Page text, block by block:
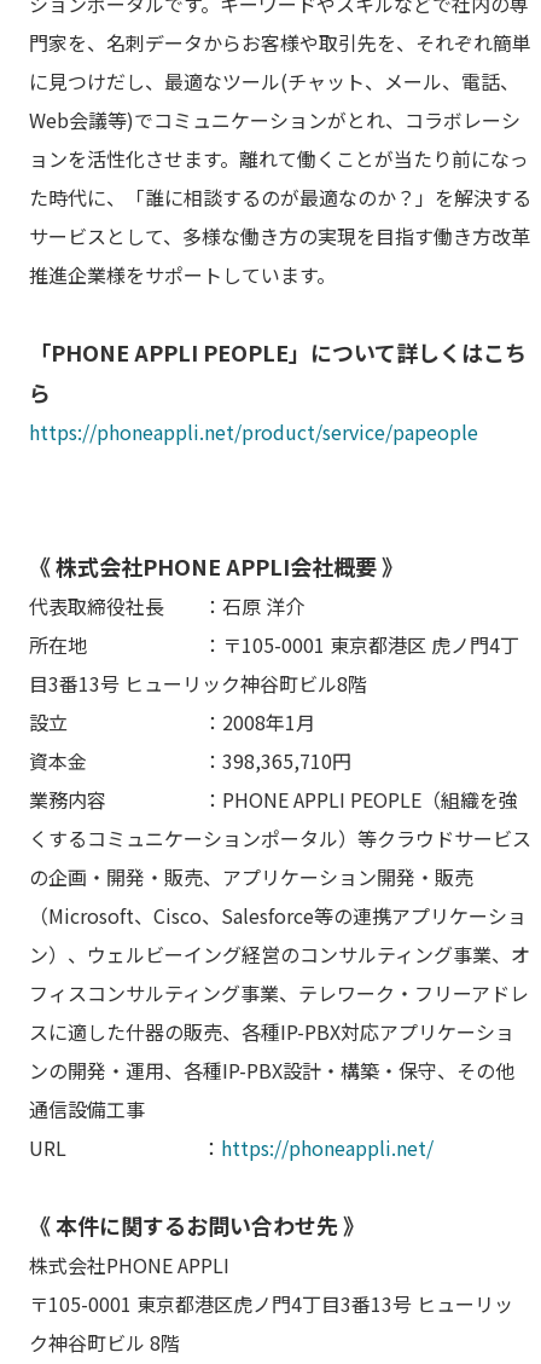
門家を、名刺データからお客様や取引先を、それぞれ簡単
に見つけだし、最適なツール(チャット、メール、電話、
Web会議等)でコミュニケーションがとれ、コラボレーシ
ョンを活性化させます。離れて働くことが当たり前になっ
た時代に、「誰に相談するのが最適なのか？」を解決する
サービスとして、多様な働き方の実現を目指す働き方改革
推進企業様をサポートしています。
「PHONE APPLI PEOPLE」について詳しくはこち
ら
https://phoneappli.net/product/service/papeople
《 株式会社PHONE APPLI会社概要 》
代表取締役社長 ：石原 洋介
所在地 ：〒105-0001 東京都港区 虎ノ門4丁
目3番13号 ヒューリック神谷町ビル8階
設立 ：2008年1月
資本金 ：398,365,710円
業務内容 ：PHONE APPLI PEOPLE（組織を強
くするコミュニケーションポータル）等クラウドサービス
の企画・開発・販売、アプリケーション開発・販売
（Microsoft、Cisco、Salesforce等の連携アプリケーショ
ン）、ウェルビーイング経営のコンサルティング事業、オ
フィスコンサルティング事業、テレワーク・フリーアドレ
スに適した什器の販売、各種IP-PBX対応アプリケーショ
ンの開発・運用、各種IP-PBX設計・構築・保守、その他
通信設備工事
URL ： https://phoneappli.net/
《 本件に関するお問い合わせ先 》
株式会社PHONE APPLI
〒105-0001 東京都港区虎ノ門4丁目3番13号 ヒューリッ
ク神谷町ビル 8階